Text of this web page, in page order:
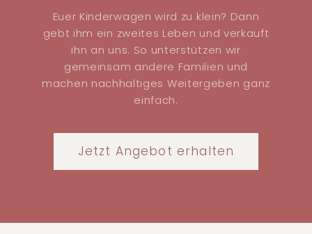
Euer Kinderwagen wird zu klein? Dann
gebt ihm ein zweites Leben und verkauft
ihn an uns. So unterstützen wir
gemeinsam andere Familien und
machen nachhaltiges Weitergeben ganz
einfach.
Jetzt Angebot erhalten